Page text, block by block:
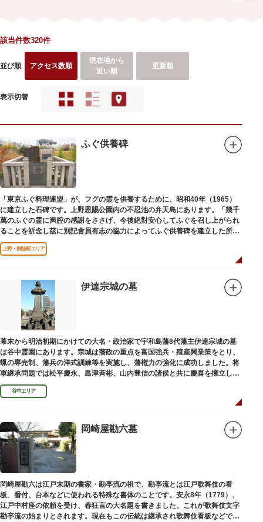
該当件数320件
並び順 アクセス数順
現在地から
近い順
更新順
表示切替
ふぐ供養碑
「東京ふぐ料理連盟」が、フグの霊を供養するために、昭和40年（1965）
に建立した石碑です。上野恩賜公園内の不忍池の弁天島にあります。「幾千
萬のふぐの霊に満腔の感謝をささげ、今後絶對安心してふぐを召し上がられ
ることを祈念し茲に別記會員有志の協力によってふぐ供養碑を建立した所以
であります」と刻まれています。
上野・御徒町エリア
伊達宗城の墓
幕末から明治初期にかけての大名・政治家で宇和島藩8代藩主伊達宗城の墓
は谷中霊園にあります。宗城は藩政の重点を富国強兵・殖産興業策をとり、
蝋の専売制、藩兵の洋式訓練等を実施し、藩権力の強化に成功しました。将
軍継承問題では松平慶永、島津斉彬、山内豊信の諸侯と共に慶喜を擁立し
（幕末の四賢候といわれます）幕政改革を志す一橋派の有力メンバーとなっ
て活躍しました。
谷中エリア
岡崎屋勘六墓
岡崎屋勘六は江戸末期の書家・勘亭流の祖で、勘亭流とは江戸歌舞伎の看
板、番付、台本などに使われる特殊な書体のことです。安永8年（1779）、
江戸中村座の依頼を受け、春狂言の大名題を書きました。これが歌舞伎文字
勘亭流の始まりとされます。現在もこの伝統は継承され歌舞伎看板などで使